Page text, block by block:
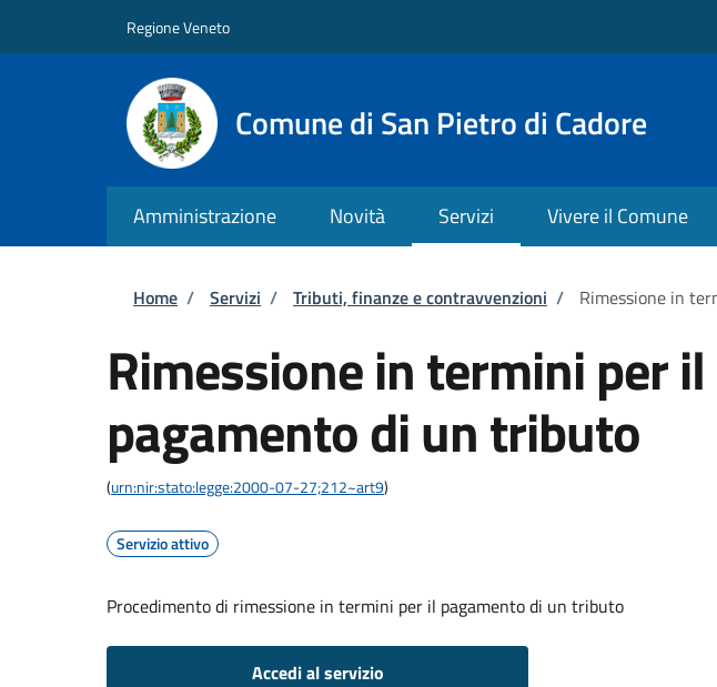
Regione Veneto
Comune di San Pietro di Cadore
Amministrazione Novità Servizi Vivere il Comune
Briciole di pane
Home / Servizi / Tributi, finanze e contravvenzioni / Rimessione in
Rimessione in termini per il
pagamento di un tributo
(urn:nir:stato:legge:2000-07-27;212~art9)
Servizio attivo
Procedimento di rimessione in termini per il pagamento di un tributo
Accedi al servizio